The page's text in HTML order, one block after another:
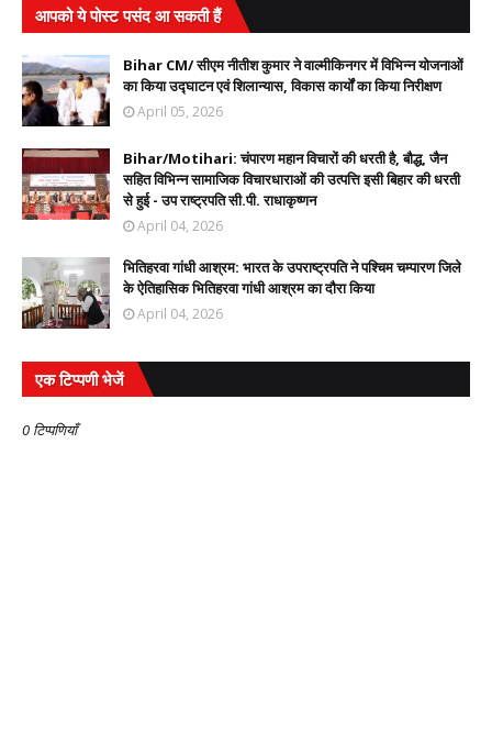
आपको ये पोस्ट पसंद आ सकती हैं
Bihar CM/ सीएम नीतीश कुमार ने वाल्मीकिनगर में विभिन्न योजनाओं
का किया उद्घाटन एवं शिलान्यास, विकास कार्यों का किया निरीक्षण
April 05, 2026
Bihar/Motihari: चंपारण महान विचारों की धरती है, बौद्ध, जैन
सहित विभिन्न सामाजिक विचारधाराओं की उत्पत्ति इसी बिहार की धरती
से हुई - उप राष्ट्रपति सी.पी. राधाकृष्णन
April 04, 2026
भितिहरवा गांधी आश्रम: भारत के उपराष्ट्रपति ने पश्चिम चम्पारण जिले
के ऐतिहासिक भितिहरवा गांधी आश्रम का दौरा किया
April 04, 2026
एक टिप्पणी भेजें
0 टिप्पणियाँ